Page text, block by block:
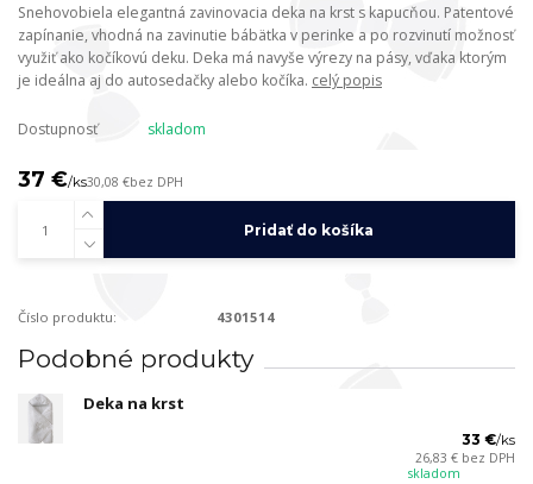
Snehovobiela elegantná zavinovacia deka na krst s kapucňou. Patentové
zapínanie, vhodná na zavinutie bábätka v perinke a po rozvinutí možnosť
využiť ako kočíkovú deku. Deka má navyše výrezy na pásy, vďaka ktorým
je ideálna aj do autosedačky alebo kočíka. celý popis
Dostupnosť skladom
37 €/ks30,08 €bez DPH
Pridať do košíka
Číslo produktu: 4301514
Podobné produkty
Deka na krst
33 €/ks
26,83 € bez DPH
skladom